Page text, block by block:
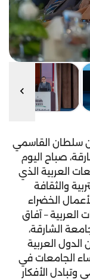
سلطان القاسمي
صباح اليوم
العربية الذي
والثقافة
الخضراء
العربية – آفاق
الشارقة،
العربية
الجامعات في
وتبادل الأفكار